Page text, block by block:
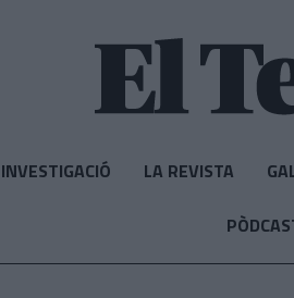
INVESTIGACIÓ LA REVISTA